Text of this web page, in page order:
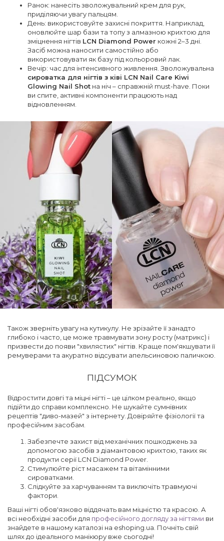
Ранок: нанесіть зволожувальний крем для рук,
приділяючи увагу пальцям.
День: використовуйте захисні покриття. Наприклад,
оновлюйте шар бази та топу з алмазною крихтою для
зміцнення нігтів LCN Diamond Power кожні 2–3 дні.
Засіб можна наносити самостійно або
використовувати як базу під кольоровий лак.
Вечір: час для інтенсивного живлення. Зволожувальна
сироватка для нігтів з ківі LCN Nail Care Kiwi
Glowing Nail Shot на ніч – справжній must-have. Поки
ви спите, активні компоненти працюють над
відновленням.
Також зверніть увагу на кутикулу. Не зрізайте її занадто
глибоко і часто, це може травмувати зону росту (матрикс) і
призвести до появи "хвилястих" нігтів. Краще пом'якшувати її
ремуверами та акуратно відсувати апельсиновою паличкою.
ПІДСУМОК
Відростити довгі та міцні нігті – це цілком реально, якщо
підійти до справи комплексно. Не шукайте сумнівних
рецептів "диво-мазей" з інтернету. Довіряйте фізіології та
професійним засобам.
Забезпечте захист від механічних пошкоджень за
допомогою засобів з діамантовою крихтою, таких як
продукти серії LCN Diamond Power.
Стимулюйте ріст масажем та вітамінними
сироватками.
Слідкуйте за харчуванням та виключіть травмуючі
фактори.
Ваші нігті обов'язково віддячать вам міцністю та красою. А
всі необхідні засоби для професійного догляду за нігтями ви
знайдете в нашому каталозі на eshoping.ua. Почніть свій
шлях до ідеального манікюру вже сьогодні!